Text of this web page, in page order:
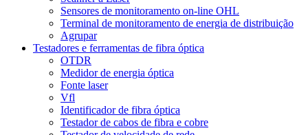
Sensores de monitoramento on-line OHL
Terminal de monitoramento de energia de distribuição
Agrupar
Testadores e ferramentas de fibra óptica
OTDR
Medidor de energia óptica
Fonte laser
Vfl
Identificador de fibra óptica
Testador de cabos de fibra e cobre